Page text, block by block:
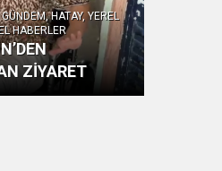
HATAY, YEREL
HABERLER
ZİYARET